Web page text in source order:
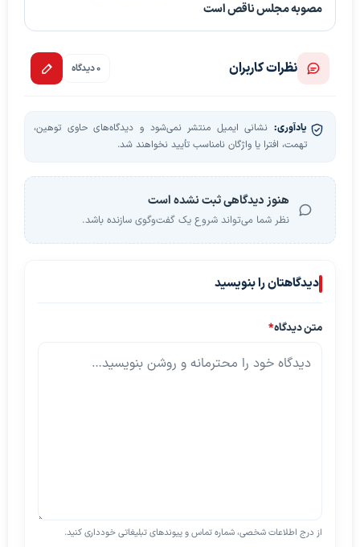
مصوبه مجلس ناقص است
نظرات کاربران 0 دیدگاه
یادآوری: نشانی ایمیل منتشر نمی‌شود و دیدگاه‌های حاوی توهین،
تهمت، افترا یا واژگان نامناسب تأیید نخواهند شد.
هنوز دیدگاهی ثبت نشده است
نظر شما می‌تواند شروع یک گفت‌وگوی سازنده باشد.
دیدگاهتان را بنویسید
متن دیدگاه*
از درج اطلاعات شخصی، شماره تماس و پیوندهای تبلیغاتی خودداری کنید.